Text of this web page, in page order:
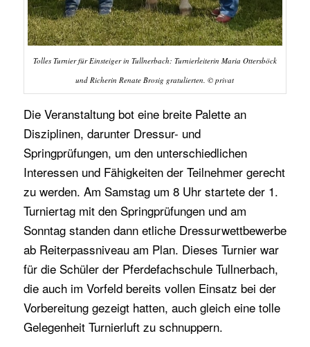
Tolles Turnier für Einsteiger in Tullnerbach: Turnierleiterin Maria Ottersböck
und Richerin Renate Brosig gratulierten. © privat
Die Veranstaltung bot eine breite Palette an
Disziplinen, darunter Dressur- und
Springprüfungen, um den unterschiedlichen
Interessen und Fähigkeiten der Teilnehmer gerecht
zu werden. Am Samstag um 8 Uhr startete der 1.
Turniertag mit den Springprüfungen und am
Sonntag standen dann etliche Dressurwettbewerbe
ab Reiterpassniveau am Plan. Dieses Turnier war
für die Schüler der Pferdefachschule Tullnerbach,
die auch im Vorfeld bereits vollen Einsatz bei der
Vorbereitung gezeigt hatten, auch gleich eine tolle
Gelegenheit Turnierluft zu schnuppern.